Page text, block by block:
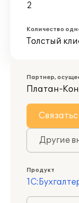
2
Количество
Толстый
Партнер,
Платан-
Другие
Продукт